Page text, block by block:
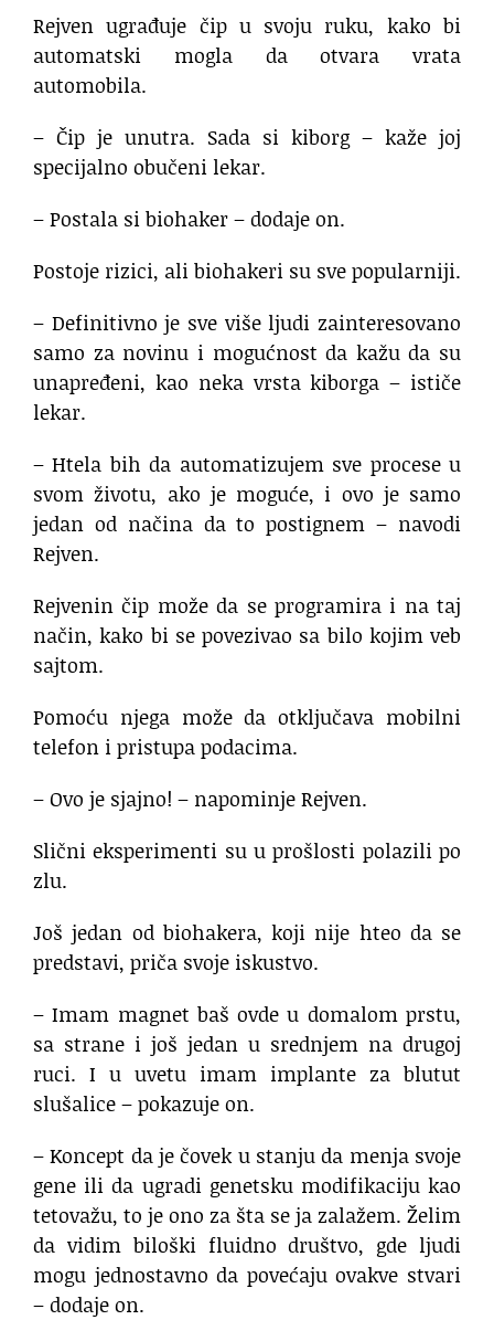
Rejven ugrađuje čip u svoju ruku, kako bi
automatski mogla da otvara vrata
automobila.
– Čip je unutra. Sada si kiborg – kaže joj
specijalno obučeni lekar.
– Postala si biohaker – dodaje on.
Postoje rizici, ali biohakeri su sve popularniji.
– Definitivno je sve više ljudi zainteresovano
samo za novinu i mogućnost da kažu da su
unapređeni, kao neka vrsta kiborga – ističe
lekar.
– Htela bih da automatizujem sve procese u
svom životu, ako je moguće, i ovo je samo
jedan od načina da to postignem – navodi
Rejven.
Rejvenin čip može da se programira i na taj
način, kako bi se povezivao sa bilo kojim veb
sajtom.
Pomoću njega može da otključava mobilni
telefon i pristupa podacima.
– Ovo je sjajno! – napominje Rejven.
Slični eksperimenti su u prošlosti polazili po
zlu.
Još jedan od biohakera, koji nije hteo da se
predstavi, priča svoje iskustvo.
– Imam magnet baš ovde u domalom prstu,
sa strane i još jedan u srednjem na drugoj
ruci. I u uvetu imam implante za blutut
slušalice – pokazuje on.
– Koncept da je čovek u stanju da menja svoje
gene ili da ugradi genetsku modifikaciju kao
tetovažu, to je ono za šta se ja zalažem. Želim
da vidim biloški fluidno društvo, gde ljudi
mogu jednostavno da povećaju ovakve stvari
– dodaje on.